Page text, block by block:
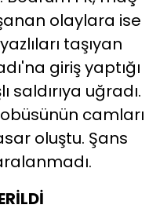
olaylara ise
taşıyan
giriş yaptığı
saldırıya uğradı.
camları
oluştu. Şans